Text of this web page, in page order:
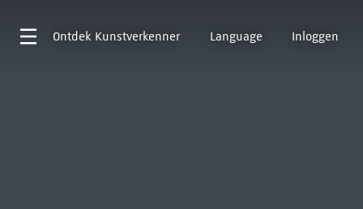
Ontdek Kunstverkenner Language Inloggen